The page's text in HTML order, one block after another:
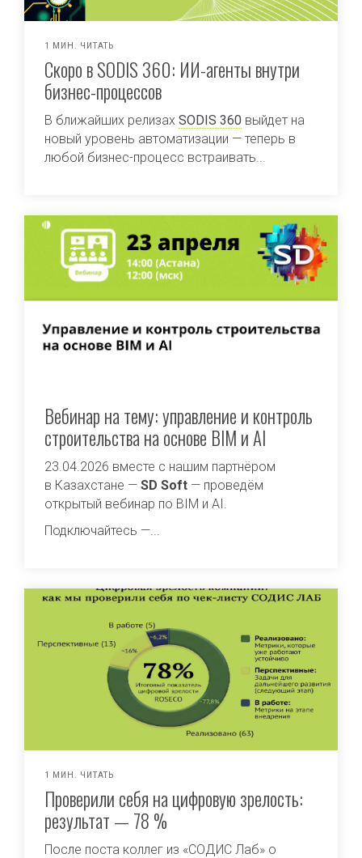
1 МИН. ЧИТАТЬ
Скоро в SODIS 360: ИИ-агенты внутри
бизнес-процессов
В ближайших релизах SODIS 360 выйдет на
новый уровень автоматизации — теперь в
любой бизнес-процесс встраивать...
Вебинар на тему: управление и контроль
строительства на основе BIM и AI
23.04.2026 вместе с нашим партнёром
в Казахстане — SD Soft — проведём
открытый вебинар по BIM и AI.
Подключайтесь —...
1 МИН. ЧИТАТЬ
Проверили себя на цифровую зрелость:
результат — 78 %
После поста коллег из «СОДИС Лаб» о